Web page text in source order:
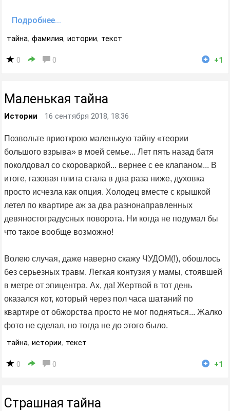
Подробнее...
тайна, фамилия, истории, текст
0 0 +1
Маленькая тайна
Истории 16 сентября 2018, 18:36
Позвольте приоткрою маленькую тайну «теории
большого взрыва» в моей семье... Лет пять назад батя
поколдовал со скороваркой... вернее с ее клапаном... В
итоге, газовая плита стала в два раза ниже, духовка
просто исчезла как опция. Холодец вместе с крышкой
летел по квартире аж за два разнонаправленных
девяностоградусных поворота. Ни когда не подумал бы
что такое вообще возможно!
Волею случая, даже наверно скажу ЧУДОМ(!), обошлось
без серьезных травм. Легкая контузия у мамы, стоявшей
в метре от эпицентра. Ах, да! Жертвой в тот день
оказался кот, который через пол часа шатаний по
квартире от обжорства просто не мог подняться... Жалко
фото не сделал, но тогда не до этого было.
тайна, истории, текст
0 0 +1
Страшная тайна